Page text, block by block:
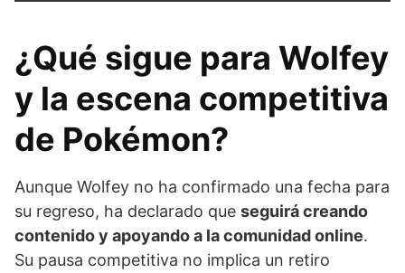
¿Qué sigue para Wolfey
y la escena competitiva
de Pokémon?
Aunque Wolfey no ha confirmado una fecha para
su regreso, ha declarado que seguirá creando
contenido y apoyando a la comunidad online.
Su pausa competitiva no implica un retiro